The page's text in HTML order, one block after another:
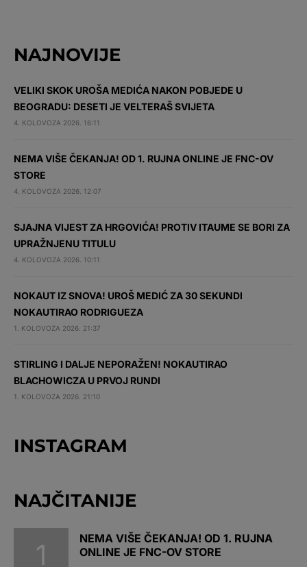
NAJNOVIJE
VELIKI SKOK UROŠA MEDIĆA NAKON POBJEDE U
BEOGRADU: DESETI JE VELTERAŠ SVIJETA
4. KOLOVOZA 2026. 16:11
NEMA VIŠE ČEKANJA! OD 1. RUJNA ONLINE JE FNC-OV
STORE
4. KOLOVOZA 2026. 12:07
SJAJNA VIJEST ZA HRGOVIĆA! PROTIV ITAUME SE BORI ZA
UPRAŽNJENU TITULU
4. KOLOVOZA 2026. 10:11
NOKAUT IZ SNOVA! UROŠ MEDIĆ ZA 30 SEKUNDI
NOKAUTIRAO RODRIGUEZA
1. KOLOVOZA 2026. 21:37
STIRLING I DALJE NEPORAŽEN! NOKAUTIRAO
BLACHOWICZA U PRVOJ RUNDI
1. KOLOVOZA 2026. 21:10
INSTAGRAM
NAJČITANIJE
NEMA VIŠE ČEKANJA! OD 1. RUJNA
ONLINE JE FNC-OV STORE